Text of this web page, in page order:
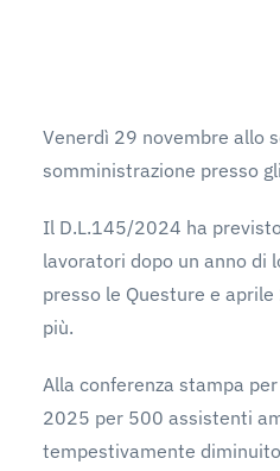
Venerdì 29 novembre allo
somministrazione presso
Il D.L.145/2024 ha
lavoratori dopo un anno di
presso le Questure e
più.
Alla conferenza stampa
2025 per 500 assistenti
tempestivamente